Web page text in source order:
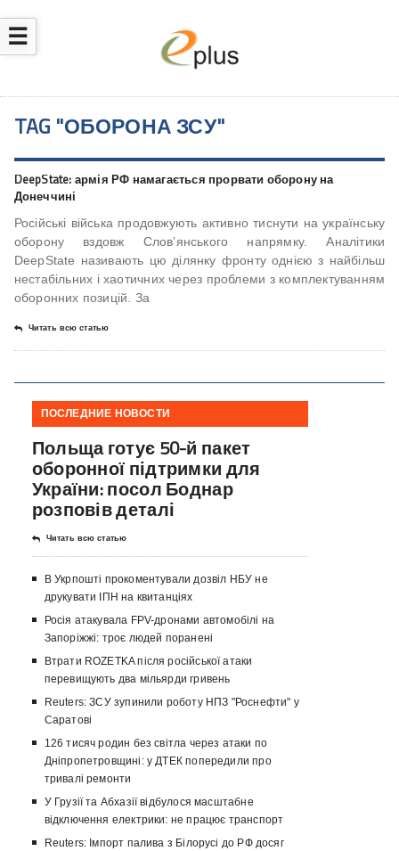
☰
TAG "ОБОРОНА ЗСУ"
DeepState: армія РФ намагається прорвати оборону на
Донеччині
Російські війська продовжують активно тиснути на українську
оборону вздовж Слов’янського напрямку. Аналітики
DeepState називають цю ділянку фронту однією з найбільш
нестабільних і хаотичних через проблеми з комплектуванням
оборонних позицій. За
Читать всю статью
ПОСЛЕДНИЕ НОВОСТИ
Польща готує 50-й пакет
оборонної підтримки для
України: посол Боднар
розповів деталі
Читать всю статью
В Укрпошті прокоментували дозвіл НБУ не
друкувати ІПН на квитанціях
Росія атакувала FPV-дронами автомобілі на
Запоріжжі: троє людей поранені
Втрати ROZETKA після російської атаки
перевищують два мільярди гривень
Reuters: ЗСУ зупинили роботу НПЗ "Роснефти" у
Саратові
126 тисяч родин без світла через атаки по
Дніпропетровщині: у ДТЕК попередили про
тривалі ремонти
У Грузії та Абхазії відбулося масштабне
відключення електрики: не працює транспорт
Reuters: Імпорт палива з Білорусі до РФ досяг